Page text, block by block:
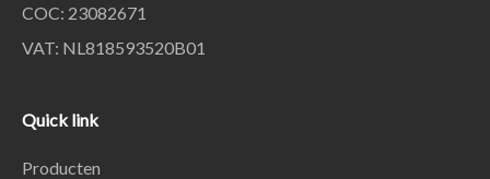
COC: 23082671
VAT: NL818593520B01
Quick link
Producten